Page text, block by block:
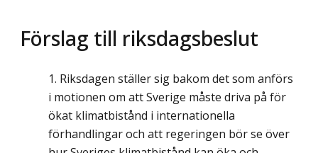
Förslag till riksdagsbeslut
Riksdagen ställer sig bakom det som anförs
i motionen om att Sverige måste driva på för
ökat klimatbistånd i internationella
förhandlingar och att regeringen bör se över